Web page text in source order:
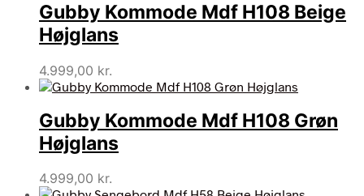
Gubby Kommode Mdf H108 Beige
Højglans
4.999,00 kr.
Gubby Kommode Mdf H108 Grøn
Højglans
4.999,00 kr.